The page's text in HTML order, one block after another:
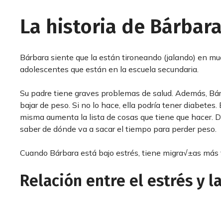
La historia de Bárbara
Bárbara siente que la están tironeando (jalando) en
adolescentes que están en la escuela secundaria.
Su padre tiene graves problemas de salud. Además,
bajar de peso. Si no lo hace, ella podría tener
misma aumenta la lista de cosas que tiene que hacer.
saber de dónde va a sacar el tiempo para perder peso.
Cuando Bárbara está bajo estrés, tiene migra√±as
Relación entre el estrés y